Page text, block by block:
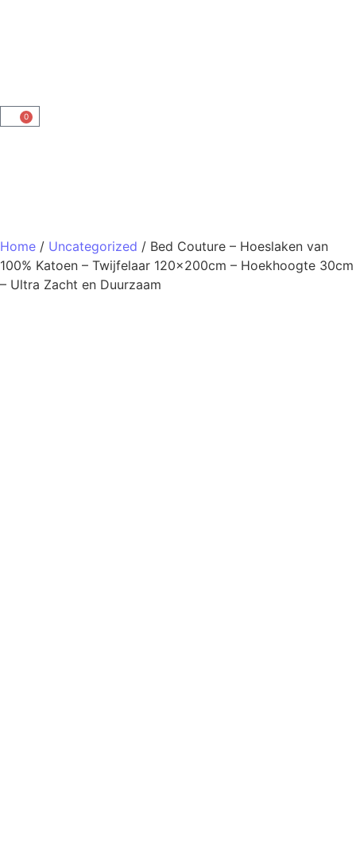
0
Home / Uncategorized / Bed Couture – Hoeslaken van
100% Katoen – Twijfelaar 120x200cm – Hoekhoogte 30cm
– Ultra Zacht en Duurzaam